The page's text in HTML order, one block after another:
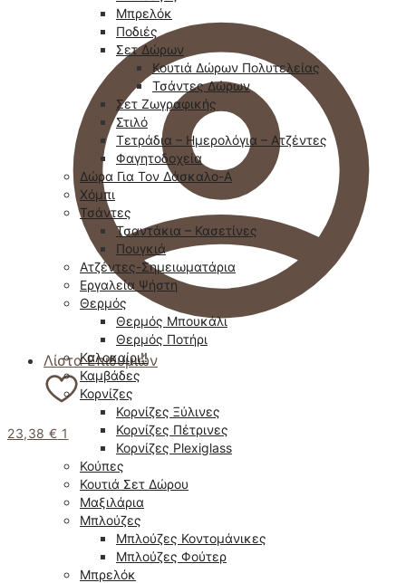
Λίστα Επιθυμιών
23,38 € 1
Μπρελόκ
Ποδιές
Σετ Δώρων
Κουτιά Δώρων Πολυτελείας
Τσάντες Δώρων
Σετ Ζωγραφικής
Στιλό
Τετράδια – Ημερολόγια – Ατζέντες
Φαγητοδοχεία
Δώρα Για Τον Δάσκαλο-Α
Χόμπι
Τσάντες
Τσαντάκια – Κασετίνες
Πουγκιά
Ατζέντες-Σημειωματάρια
Εργαλεία Ψήστη
Θερμός
Θερμός Μπουκάλι
Θερμός Ποτήρι
Καλοκαίρι!!
Καμβάδες
Κορνίζες
Κορνίζες Ξύλινες
Κορνίζες Πέτρινες
Κορνίζες Plexiglass
Κούπες
Κουτιά Σετ Δώρου
Μαξιλάρια
Μπλούζες
Μπλούζες Κοντομάνικες
Μπλούζες Φούτερ
Μπρελόκ